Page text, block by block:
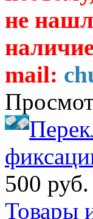
не
mail:
500 руб.
Товары